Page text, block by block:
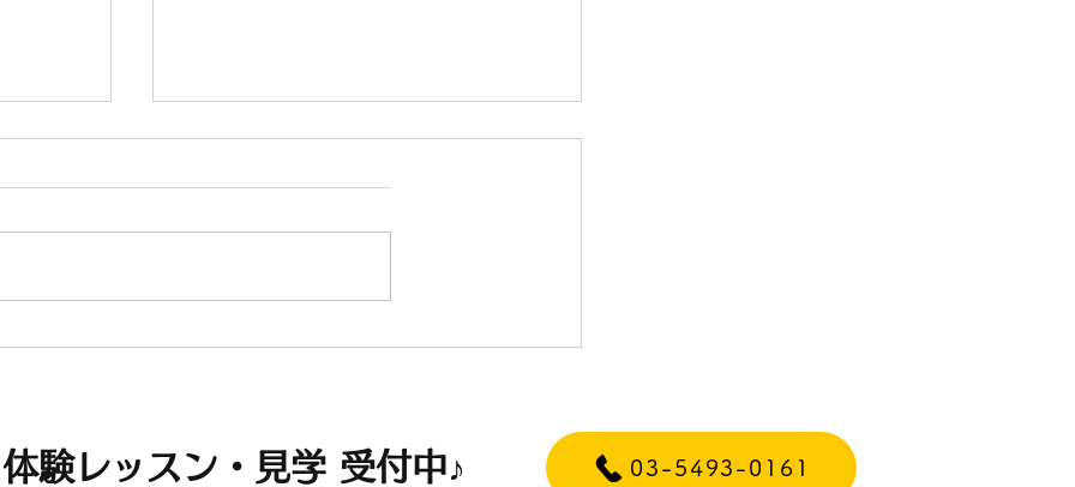
体験レッスン・見学 受付中♪ 03-5493-0161